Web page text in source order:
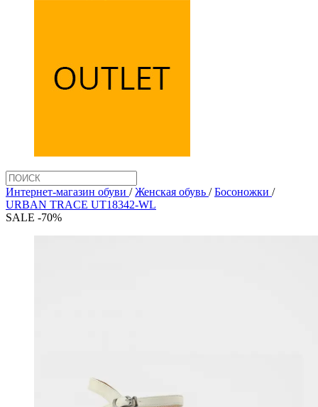
Интернет-магазин обуви /Женская обувь /Босоножки /
URBAN TRACE UT18342-WL
SALE -70%